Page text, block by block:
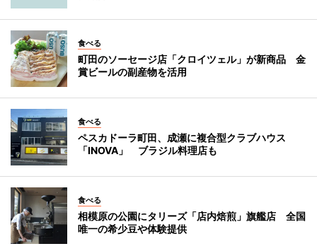
食べる
町田のソーセージ店「クロイツェル」が新商品 金
賞ビールの副産物を活用
食べる
ペスカドーラ町田、成瀬に複合型クラブハウス
「INOVA」 ブラジル料理店も
食べる
相模原の公園にタリーズ「店内焙煎」旗艦店 全国
唯一の希少豆や体験提供